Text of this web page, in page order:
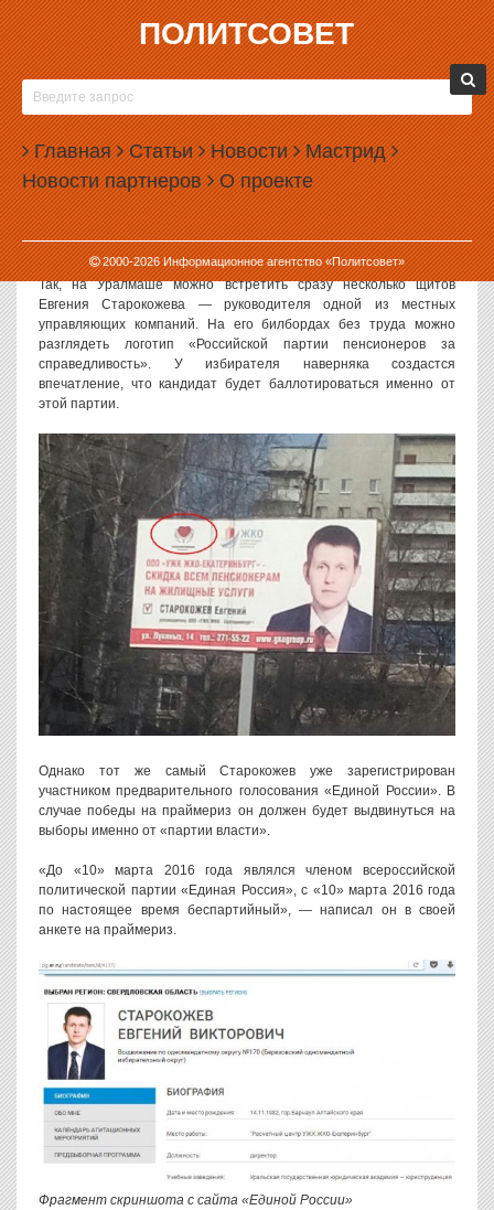
ПОЛИТСОВЕТ
Главная Статьи Новости Мастрид
Новости партнеров О проекте
2000-2026Информационное агентство «Политсовет»
18.04.2016, 10:27
УЧАСТНИК ПРАЙМЕРИЗ ЕР РЕКЛАМИРУЕТ
«ПАРТИЮ ПЕНСИОНЕРОВ»
В Екатеринбурге кандидаты в Госдуму и Заксобрание приступили
к уличной агитации — город заполнен рекламными щитами
потенциальных депутатов. При этом некоторые из них
умудряются рекламировать одну партию, выдвигаясь при этом от
другой.
Так, на Уралмаше можно встретить сразу несколько щитов
Евгения Старокожева — руководителя одной из местных
управляющих компаний. На его билбордах без труда можно
разглядеть логотип «Российской партии пенсионеров за
справедливость». У избирателя наверняка создастся
впечатление, что кандидат будет баллотироваться именно от
этой партии.
Однако тот же самый Старокожев уже зарегистрирован
участником предварительного голосования «Единой России». В
случае победы на праймериз он должен будет выдвинуться на
выборы именно от «партии власти».
«До «10» марта 2016 года являлся членом всероссийской
политической партии «Единая Россия», с «10» марта 2016 года
по настоящее время беспартийный», — написал он в своей
анкете на праймериз.
Фрагмент скриншота с сайта «Единой России»